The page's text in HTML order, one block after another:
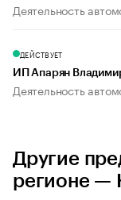
Деятельность
ДЕЙСТВУЕТ
ИП Апарян
Деятельность
Другие
регионе —